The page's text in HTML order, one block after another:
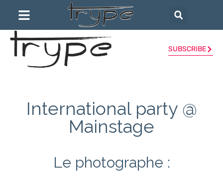
SUBSCRIBE
International party @
Mainstage
Le photographe :